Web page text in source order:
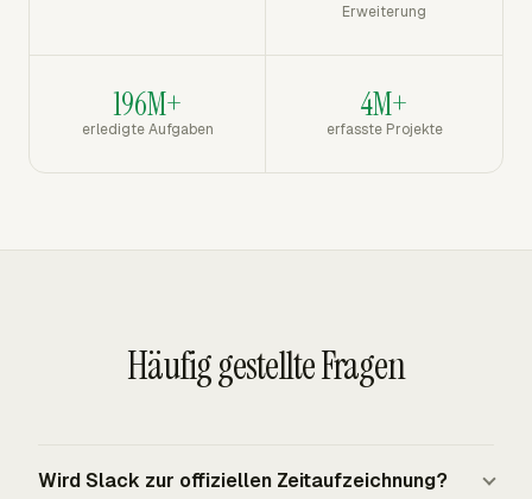
Erweiterung
196M+
erledigte Aufgaben
4M+
erfasste Projekte
Häufig gestellte Fragen
Wird Slack zur offiziellen Zeitaufzeichnung?